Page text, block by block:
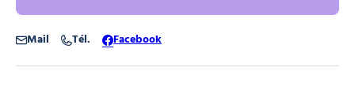
Mail Tél. Facebook